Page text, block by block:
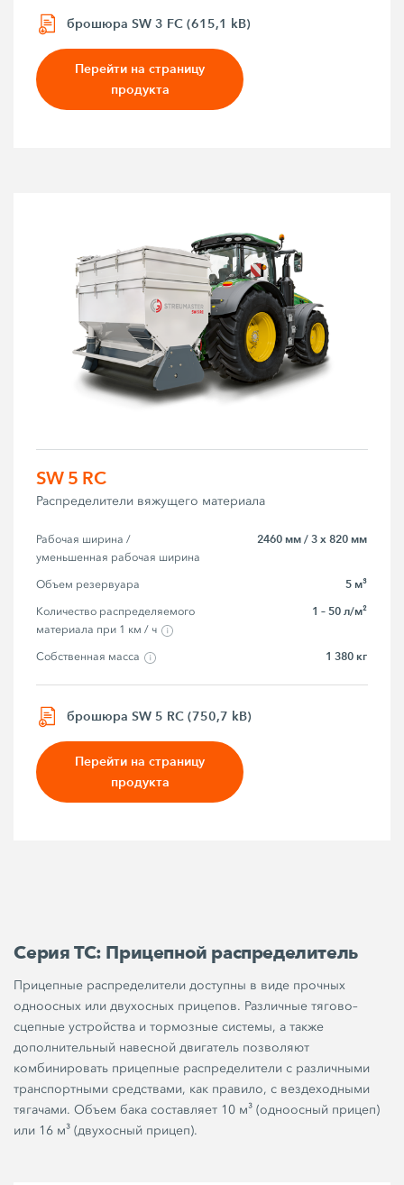
брошюра SW 3 FC (615,1 kB)
Перейти на страницу
продукта
SW 5 RC
Распределители вяжущего материала
Рабочая ширина /
уменьшенная рабочая ширина
2460 мм / 3 x 820 мм
Объем резервуара 5 м³
Количество распределяемого
материала при 1 км / ч
1 – 50 л/м²
Собственная масса 1 380 кг
брошюра SW 5 RC (750,7 kB)
Перейти на страницу
продукта
Серия TC: Прицепной распределитель
Прицепные распределители доступны в виде прочных
одноосных или двухосных прицепов. Различные тягово–
сцепные устройства и тормозные системы, а также
дополнительный навесной двигатель позволяют
комбинировать прицепные распределители с различными
транспортными средствами, как правило, с вездеходными
тягачами. Объем бака составляет 10 м³ (одноосный прицеп)
или 16 м³ (двухосный прицеп).